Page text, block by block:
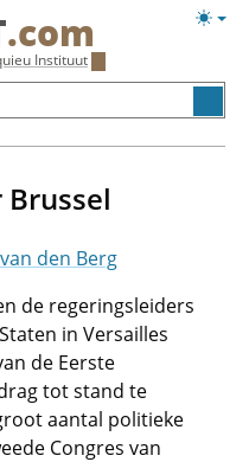
.com
Instituut
van den Berg
de regeringsleiders
in Versailles
de Eerste
tot stand te
aantal politieke
Congres van